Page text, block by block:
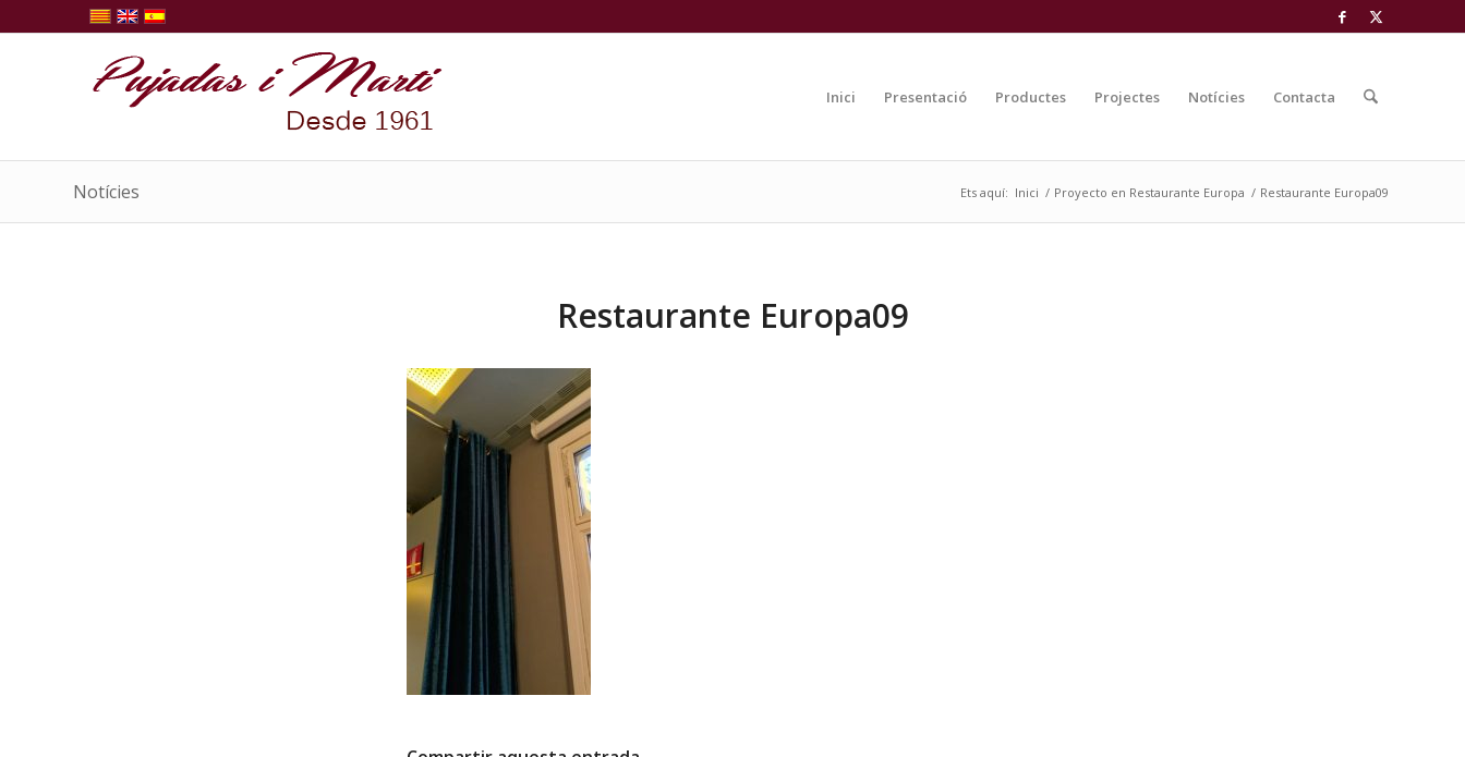
Inici Presentació Productes Projectes Notícies Contacta
Notícies Ets aquí: Inici / Proyecto en Restaurante Europa / Restaurante Europa09
Restaurante Europa09